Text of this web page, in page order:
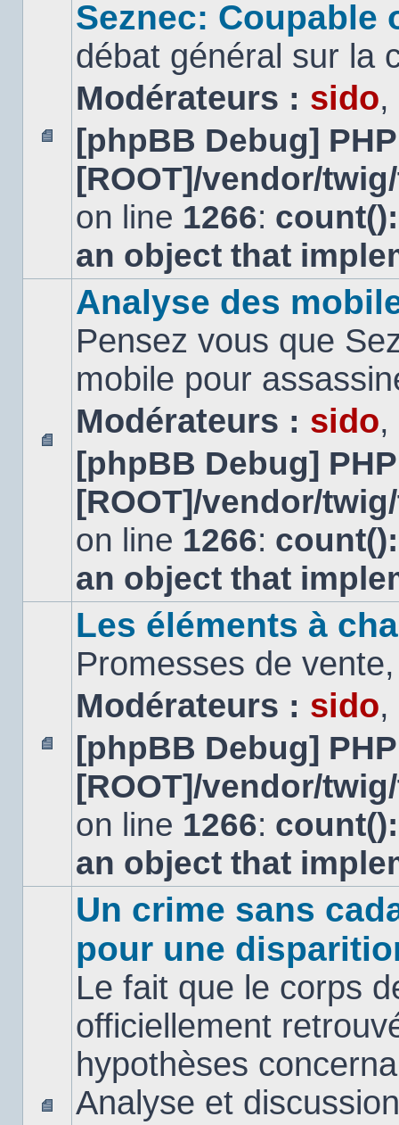
Aucun
message
non
Seznec: Coupable
débat général sur la
Modérateurs : sido,
[phpBB Debug]
[ROOT]/vendor/
on line 1266:
an object that
Aucun
message
non
Analyse des
Pensez vous que
mobile pour
Modérateurs : sido,
[phpBB Debug]
[ROOT]/vendor/
on line 1266:
an object that
Aucun
message
non
Les éléments à
Promesses de
Modérateurs : sido,
[phpBB Debug]
[ROOT]/vendor/
on line 1266:
an object that
Un crime sans
pour une
Le fait que le corps
officiellement
hypothèses
Analyse et